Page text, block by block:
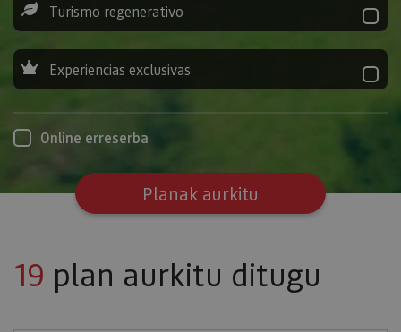
Turismo regenerativo
Experiencias exclusivas
Online erreserba
Planak aurkitu
19 plan aurkitu ditugu